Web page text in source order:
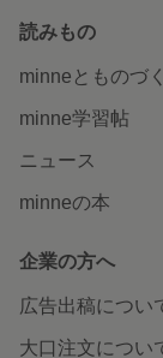
読みもの
minneとものづ
minne学習帖
ニュース
minneの本
企業の方へ
広告出稿につい
大口注文につい